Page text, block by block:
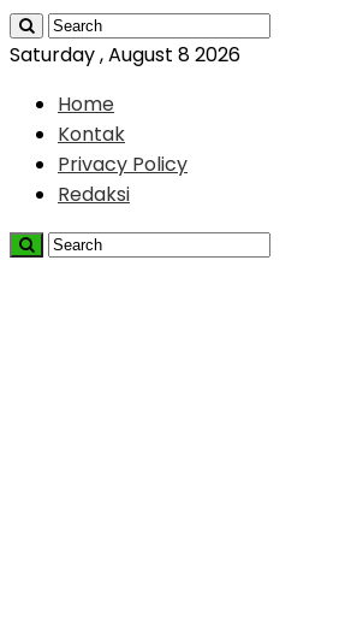
Saturday , August 8 2026
Home
Kontak
Privacy Policy
Redaksi